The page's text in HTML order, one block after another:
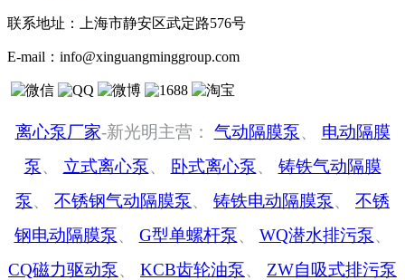
联系地址： 上海市静安区武定路576号
E-mail： info@xinguangminggroup.com
离心泵厂家-新光明主营： 气动隔膜泵、 电动隔膜
泵、 立式离心泵、 卧式离心泵、 铸铁气动隔膜
泵、 不锈钢气动隔膜泵、 铸铁电动隔膜泵、 不锈
钢电动隔膜泵、 G型单螺杆泵、 WQ潜水排污泵、
CQ磁力驱动泵、 KCB齿轮油泵、 ZW自吸式排污泵